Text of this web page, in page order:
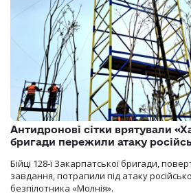
Антидронові сітки врятували
бригади пережили атаку
Бійці 128-ї Закарпатської бригади,
завдання, потрапили під атаку
безпілотника «Молнія».